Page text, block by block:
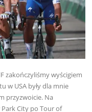
zakończyliśmy wyścigiem
w USA były dla mnie
przyzwoicie. Na
City po Tour of